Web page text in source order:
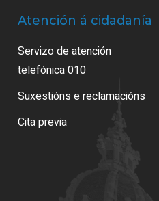
Atención á cidadanía
Servizo de atención
telefónica 010
Suxestións e reclamacións
Cita previa